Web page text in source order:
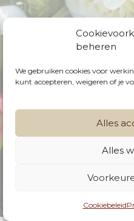
beheren
We gebruiken cookies voor
kunt accepteren, weigeren of je
Alles
Alles
Cookiebeleid
info@serrusnv.be
Zijden bloemen